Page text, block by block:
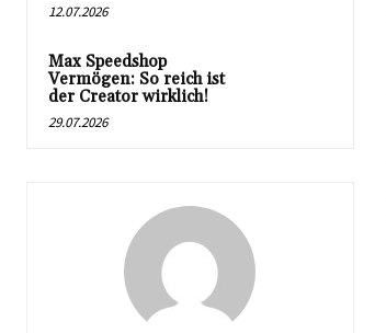
12.07.2026
Max Speedshop
Vermögen: So reich ist
der Creator wirklich!
29.07.2026